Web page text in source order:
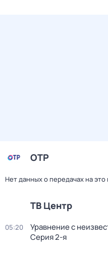
ОТР
Нет данных о передачах на это
ТВ Центр
05:20 Уравнение с
Серия 2-я